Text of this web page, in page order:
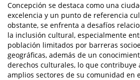
Concepción se destaca como una
excelencia y un punto de referencia
obstante, se enfrenta a desafíos
la inclusión cultural, especialmente
población limitados por barreras
geográficas, además de un
derechos culturales, lo que contribuye
amplios sectores de su comunidad en